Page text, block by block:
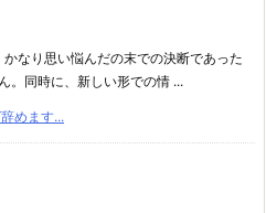
なり思い悩んだの末での決断であった
。同時に、新しい形での情 ...
めます...